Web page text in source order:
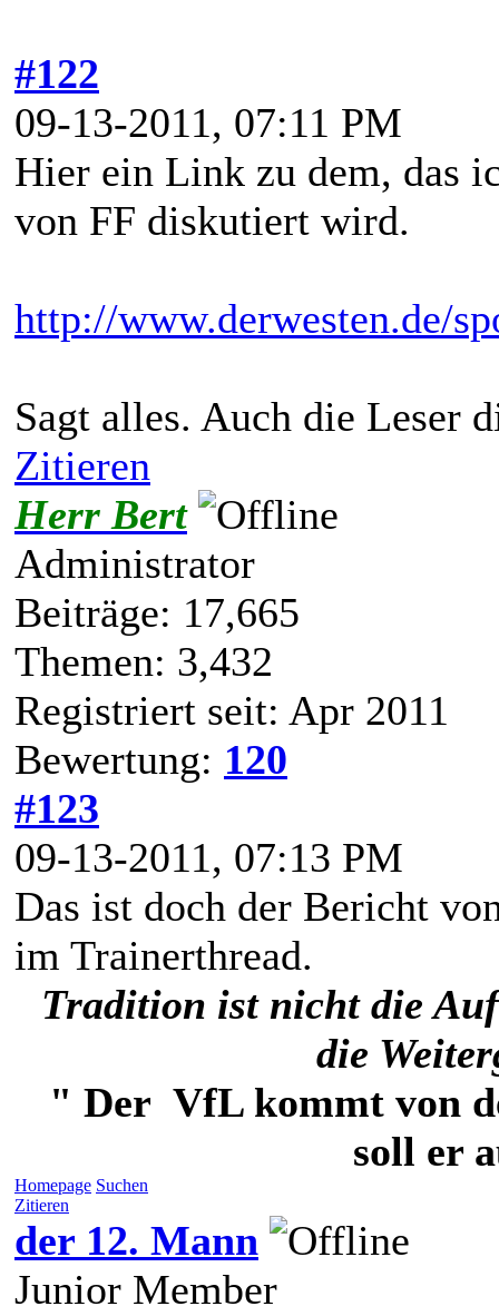
#122
09-13-2011, 07:11 PM
Hier ein Link zu dem, das
von FF diskutiert wird.
http://www.derwesten.de/
Sagt alles. Auch die Leser
Zitieren
Herr Bert
Administrator
Beiträge: 17,665
Themen: 3,432
Registriert seit: Apr 2011
Bewertung: 120
#123
09-13-2011, 07:13 PM
Das ist doch der Bericht
im Trainerthread.
Tradition ist nicht die
die
" Der VfL kommt von
soll er
Homepage Suchen
Zitieren
der 12. Mann
Junior Member